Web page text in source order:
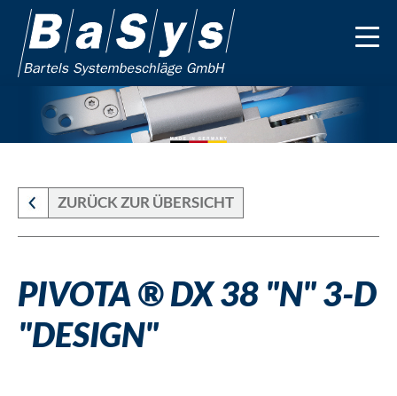
ZURÜCK ZUR ÜBERSICHT
PIVOTA ® DX 38 "N" 3-D
"DESIGN"